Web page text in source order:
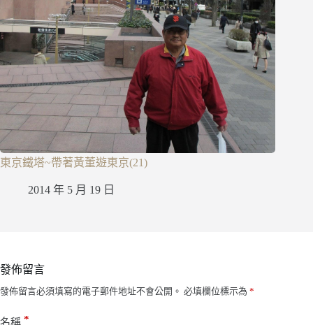
東京鐵塔~帶著黃董遊東京(21)
2014 年 5 月 19 日
發佈留言
發佈留言必須填寫的電子郵件地址不會公開。 必填欄位標示為 *
名稱 *